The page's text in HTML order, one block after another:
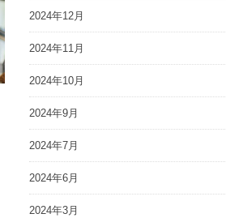
2024年12月
2024年11月
2024年10月
2024年9月
2024年7月
2024年6月
2024年3月